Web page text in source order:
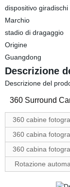
dispositivo
Marchio
stadio di dragaggio
Origine
Guangdong
Descrizione
Descrizione del
360 Surround
360 cabine
360 cabina
360 cabina
Rotazione